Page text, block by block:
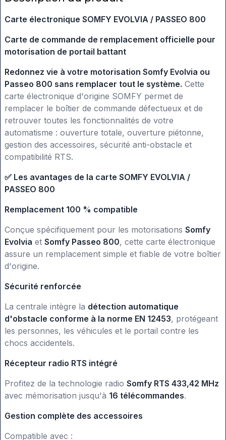
Carte électronique SOMFY EVOLVIA / PASSEO 800
Carte de commande de remplacement officielle pour
motorisation de portail battant
Redonnez vie à votre motorisation Somfy Evolvia ou
Passeo 800 sans remplacer tout le système. Cette
carte électronique d'origine SOMFY permet de
remplacer le boîtier de commande défectueux et de
retrouver toutes les fonctionnalités de votre
automatisme : ouverture totale, ouverture piétonne,
gestion des accessoires, sécurité anti-obstacle et
compatibilité RTS.
✅ Les avantages de la carte SOMFY EVOLVIA /
PASSEO 800
Remplacement 100 % compatible
Conçue spécifiquement pour les motorisations Somfy
Evolvia et Somfy Passeo 800, cette carte électronique
assure un remplacement simple et fiable de votre boîtier
d'origine.
Sécurité renforcée
La centrale intègre la détection automatique
d'obstacle conforme à la norme EN 12453, protégeant
les personnes, les véhicules et le portail contre les
chocs accidentels.
Récepteur radio RTS intégré
Profitez de la technologie radio Somfy RTS 433,42 MHz
avec mémorisation jusqu'à 16 télécommandes.
Gestion complète des accessoires
Compatible avec :